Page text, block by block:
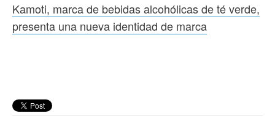
Kamoti, marca de bebidas alcohólicas de té verde,
presenta una nueva identidad de marca